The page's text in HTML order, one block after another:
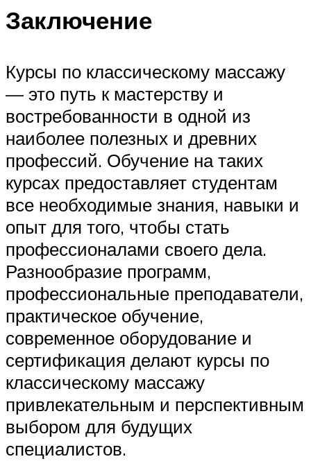
Заключение
Курсы по классическому массажу
— это путь к мастерству и
востребованности в одной из
наиболее полезных и древних
профессий. Обучение на таких
курсах предоставляет студентам
все необходимые знания, навыки и
опыт для того, чтобы стать
профессионалами своего дела.
Разнообразие программ,
профессиональные преподаватели,
практическое обучение,
современное оборудование и
сертификация делают курсы по
классическому массажу
привлекательным и перспективным
выбором для будущих
специалистов.